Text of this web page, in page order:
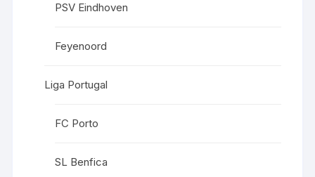
PSV Eindhoven
Feyenoord
Liga Portugal
FC Porto
SL Benfica